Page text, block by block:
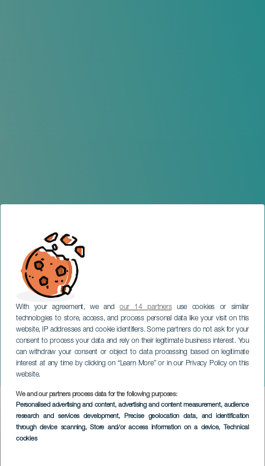
With your agreement, we andour 14 partnersuse cookies or similar
technologies to store, access, and process personal data like your visit on this
website, IP addresses and cookie identifiers. Some partners do not ask for your
consent to process your data and rely on their legitimate business interest. You
can withdraw your consent or object to data processing based on legitimate
interest at any time by clicking on “Learn More” or in our Privacy Policy on this
website.
We and our partners process data for the following purposes:
Personalised advertising and content, advertising and content measurement, audience
research and services development, Precise geolocation data, and identification
through device scanning, Store and/or access information on a device, Technical
cookies
Mestizo
GRAN CANARIA
Imagen
Listado